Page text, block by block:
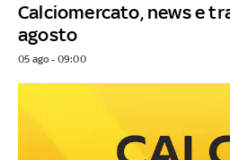
Calciomercato, news e
agosto
05 ago - 09:00